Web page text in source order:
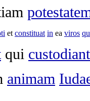
et constituat in ea viros
qui custodiant
animam